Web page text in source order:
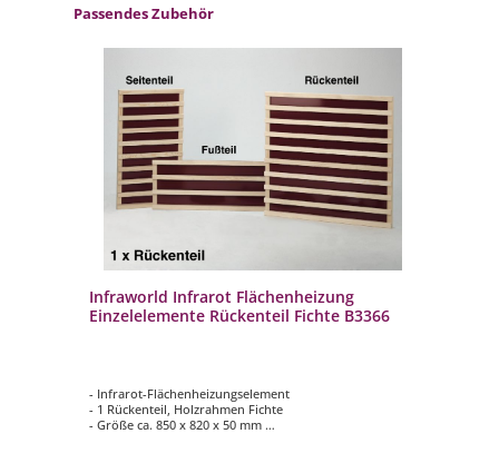
Produktgalerie überspringen
Passendes Zubehör
Infraworld Infrarot Flächenheizung
Einzelelemente Rückenteil Fichte B3366
- Infrarot-Flächenheizungselement
- 1 Rückenteil, Holzrahmen Fichte
- Größe ca. 850 x 820 x 50 mm